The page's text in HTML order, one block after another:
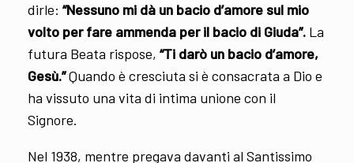
dirle: “Nessuno mi dà un bacio d’amore sul mio
volto per fare ammenda per il bacio di Giuda”. La
futura Beata rispose, “Ti darò un bacio d’amore,
Gesù.”Quando è cresciuta si è consacrata a Dio e
ha vissuto una vita di intima unione con il
Signore.
Nel 1938, mentre pregava davanti al Santissimo